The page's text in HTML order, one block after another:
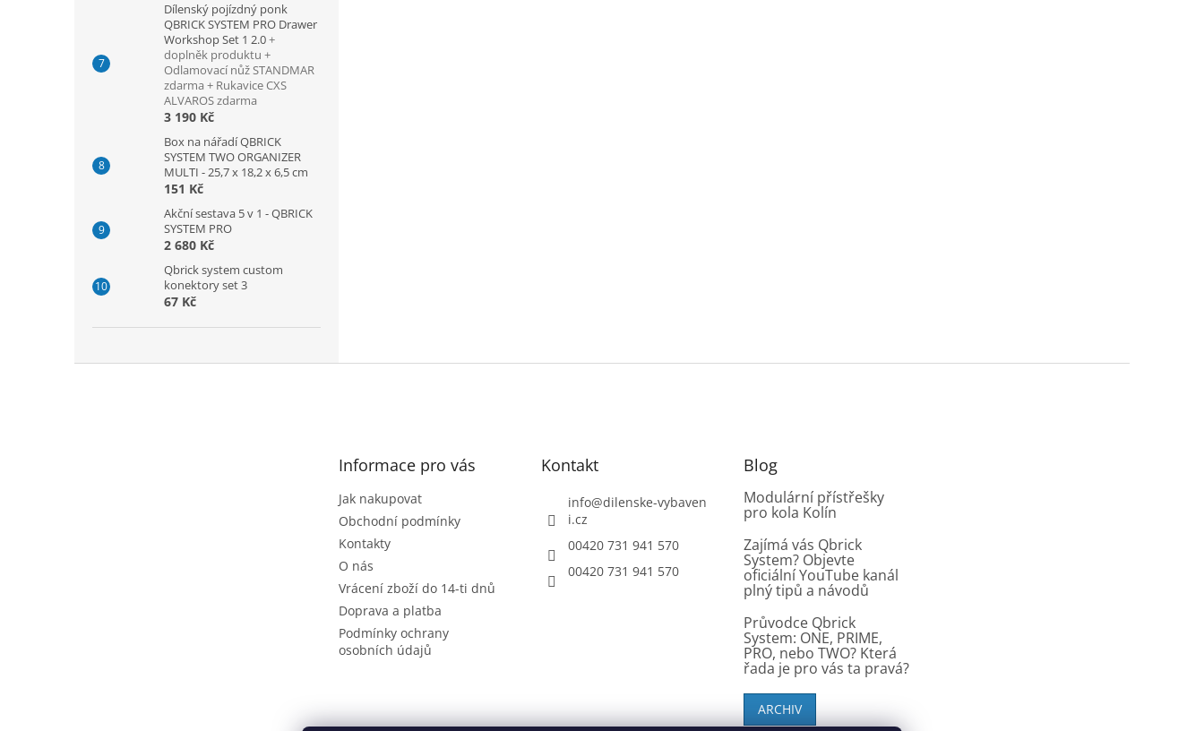
Dílenský pojízdný ponk
QBRICK SYSTEM PRO Drawer
Workshop Set 1 2.0+
doplněk produktu +
Odlamovací nůž STANDMAR
zdarma + Rukavice CXS
ALVAROS zdarma
3 190 Kč
Box na nářadí QBRICK
SYSTEM TWO ORGANIZER
MULTI - 25,7 x 18,2 x 6,5 cm
151 Kč
Akční sestava 5 v 1 - QBRICK
SYSTEM PRO
2 680 Kč
Qbrick system custom
konektory set 3
67 Kč
Informace pro vás
Jak nakupovat
Obchodní podmínky
Kontakty
O nás
Vrácení zboží do 14-ti dnů
Doprava a platba
Podmínky ochrany
osobních údajů
Kontakt
info@dilenske-vybaven
i.cz
00420 731 941 570
00420 731 941 570
Blog
Modulární přístřešky
pro kola Kolín
Zajímá vás Qbrick
System? Objevte
oficiální YouTube kanál
plný tipů a návodů
Průvodce Qbrick
System: ONE, PRIME,
PRO, nebo TWO? Která
řada je pro vás ta pravá?
ARCHIV